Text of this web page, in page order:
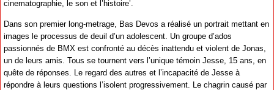
cinematographie, le son et l’histoire’.
Dans son premier long-metrage, Bas Devos a réalisé un portrait mettant en
images le processus de deuil d’un adolescent. Un groupe d’ados
passionnés de BMX est confronté au décès inattendu et violent de Jonas,
un de leurs amis. Tous se tournent vers l’unique témoin Jesse, 15 ans, en
quête de réponses. Le regard des autres et l’incapacité de Jesse à
répondre à leurs questions l’isolent progressivement. Le chagrin causé par